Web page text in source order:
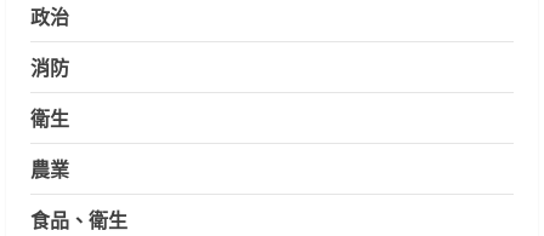
政治
消防
衛生
農業
食品、衛生